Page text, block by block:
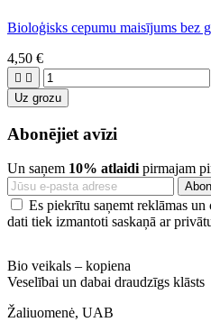
Bioloģisks cepumu maisījums bez
4,50 €
 
Uz grozu
Abonējiet avīzi
Un saņem 10% atlaidipirmajam
Es piekrītu saņemt reklāmas
dati tiek izmantoti saskaņā ar
Bio veikals – kopiena
Veselībai un dabai draudzīgs klāsts
Žaliuomenė, UAB